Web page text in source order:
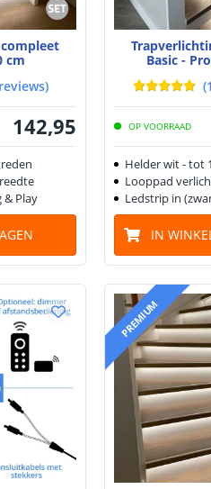
cm
reviews)
142,95
& Play
Basic -
(
OP VOORRAAD
Helder wit - tot
Looppad
Ledstrip in
IN
PREMIUM